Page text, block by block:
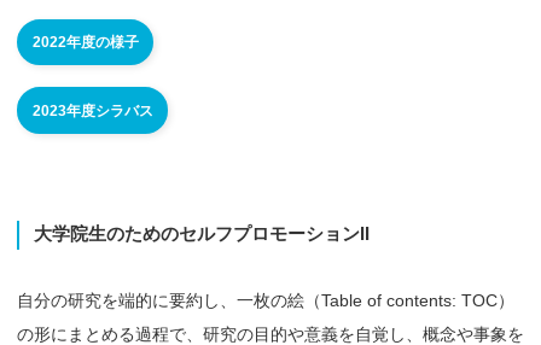
2022年度の様子
2023年度シラバス
大学院生のためのセルフプロモーション
自分の研究を端的に要約し、一枚の絵（Table of contents: TOC）
の形にまとめる過程で、研究の目的や意義を自覚し、概念や事象を